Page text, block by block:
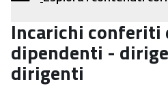
Incarichi conferiti
dipendenti -
dirigenti